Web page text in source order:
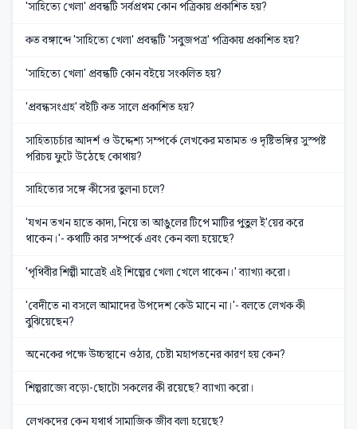
'সাহিত্যে খেলা' প্রবন্ধটি সর্বপ্রথম কোন পত্রিকায় প্রকাশিত হয়?
কত বঙ্গাব্দে 'সাহিত্যে খেলা' প্রবন্ধটি 'সবুজপত্র' পত্রিকায় প্রকাশিত হয়?
'সাহিত্যে খেলা' প্রবন্ধটি কোন বইয়ে সংকলিত হয়?
'প্রবন্ধসংগ্রহ' বইটি কত সালে প্রকাশিত হয়?
সাহিত্যচর্চার আদর্শ ও উদ্দেশ্য সম্পর্কে লেখকের মতামত ও দৃষ্টিভঙ্গির সুস্পষ্ট
পরিচয় ফুটে উঠেছে কোথায়?
সাহিত্যের সঙ্গে কীসের তুলনা চলে?
'যখন তখন হাতে কাদা, নিয়ে তা আঙুলের টিপে মাটির পুতুল ই'য়ের করে
থাকেন।'- কথাটি কার সম্পর্কে এবং কেন বলা হয়েছে?
'পৃথিবীর শিল্পী মাত্রেই এই শিল্পের খেলা খেলে থাকেন।' ব্যাখ্যা করো।
'বেদীতে না বসলে আমাদের উপদেশ কেউ মানে না।'- বলতে লেখক কী
বুঝিয়েছেন?
অনেকের পক্ষে উচ্চস্থানে ওঠার, চেষ্টা মহাপতনের কারণ হয় কেন?
শিল্পরাজ্যে বড়ো-ছোটো সকলের কী রয়েছে? ব্যাখ্যা করো।
লেখকদের কেন যথার্থ সামাজিক জীব বলা হয়েছে?